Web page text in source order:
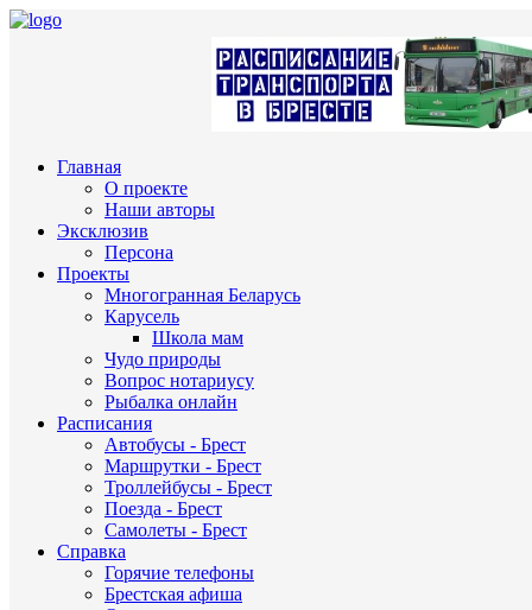
Главная
О проекте
Наши авторы
Эксклюзив
Персона
Проекты
Многогранная Беларусь
Карусель
Школа мам
Чудо природы
Вопрос нотариусу
Рыбалка онлайн
Расписания
Автобусы - Брест
Маршрутки - Брест
Троллейбусы - Брест
Поезда - Брест
Самолеты - Брест
Справка
Горячие телефоны
Брестская афиша